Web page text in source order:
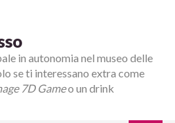
in autonomia nel museo delle
se ti interessano extra come
7D Gameo un drink